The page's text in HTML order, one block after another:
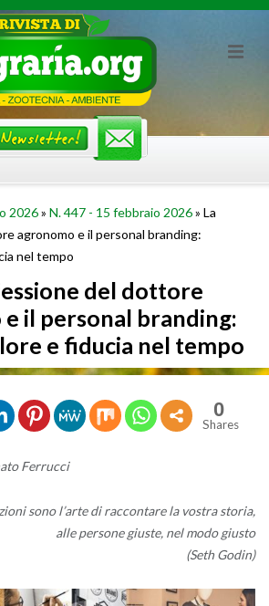
2026» N. 447 - 15 febbraio 2026» La
agronomo e il personal branding:
nel tempo
del dottore
il personal branding:
e fiducia nel tempo
0
Shares
Fer­ruc­ci
sono l’ar­te di rac­con­ta­re la vo­stra sto­ria,
alle per­so­ne giu­ste, nel modo giu­sto
(Seth Godin)